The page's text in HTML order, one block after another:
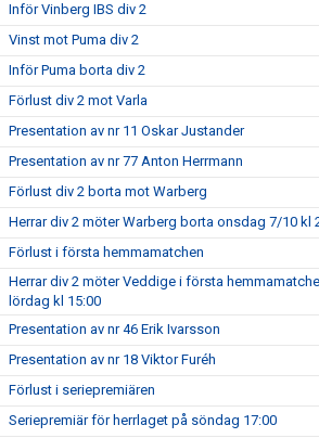
Inför Vinberg IBS div 2
Vinst mot Puma div 2
Inför Puma borta div 2
Förlust div 2 mot Varla
Presentation av nr 11 Oskar Justander
Presentation av nr 77 Anton Herrmann
Förlust div 2 borta mot Warberg
Herrar div 2 möter Warberg borta onsdag 7/10 kl
Förlust i första hemmamatchen
Herrar div 2 möter Veddige i första
lördag kl 15:00
Presentation av nr 46 Erik Ivarsson
Presentation av nr 18 Viktor Furéh
Förlust i seriepremiären
Seriepremiär för herrlaget på söndag 17:00